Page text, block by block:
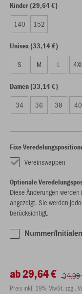
Kinder (29,64 €)
140 152
Unisex (33,14 €)
S M L
Damen (33,14 €)
34 36 38 40
Fixe
Vereinswappen
Optionale
Diese Änderungen
angezeigt. Sie werden
berücksichtigt.
Nummer/
ab 29,64 € 34,99
Preis inkl. 19% MwSt. zzgl.